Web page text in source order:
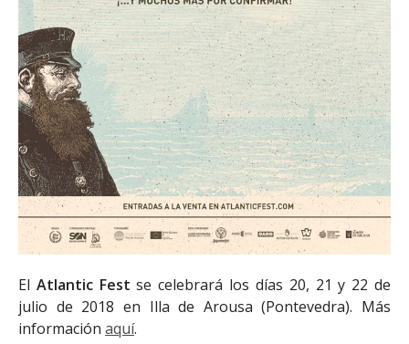
El Atlantic Fest se celebrará los días 20, 21 y 22 de
julio de 2018 en Illa de Arousa (Pontevedra). Más
información aquí.